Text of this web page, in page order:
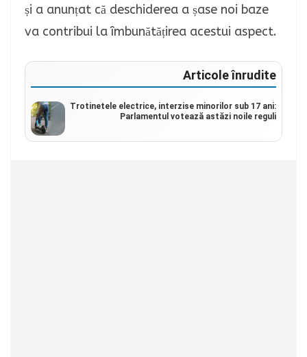
și a anunțat că deschiderea a șase noi baze
va contribui la îmbunătățirea acestui aspect.
Articole înrudite
Trotinetele electrice, interzise minorilor sub 17 ani:
Parlamentul votează astăzi noile reguli